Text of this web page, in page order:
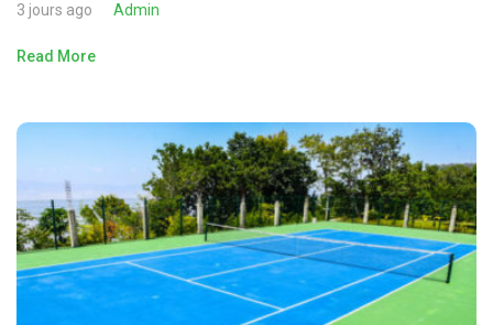
3 jours ago Admin
Read More